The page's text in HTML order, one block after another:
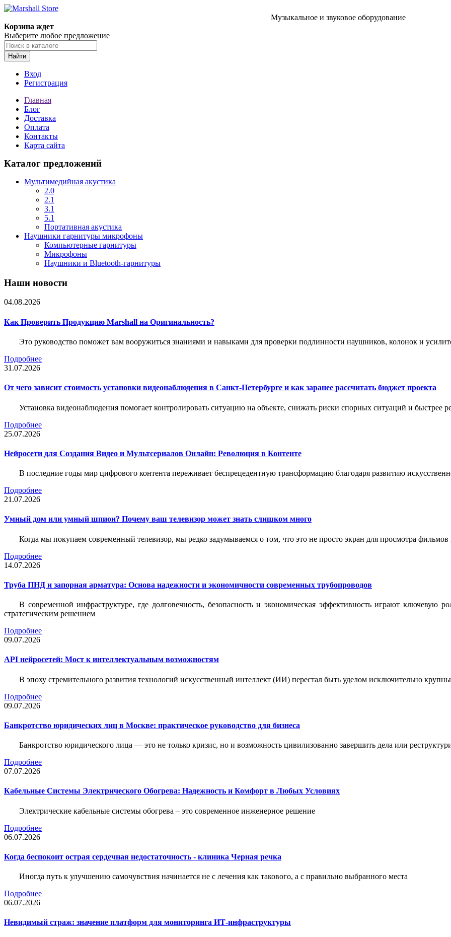
Музыкальное и звуковое оборудование
Корзина ждет
Выберите любое предложение
Найти
Вход
Регистрация
Главная
Блог
Доставка
Оплата
Контакты
Карта сайта
Каталог предложений
Мультимедийная акустика
2.0
2.1
3.1
5.1
Портативная акустика
Наушники гарнитуры микрофоны
Компьютерные гарнитуры
Микрофоны
Наушники и Bluetooth-гарнитуры
Наши новости
04.08.2026
Как Проверить Продукцию Marshall на Оригинальность?
Это руководство поможет вам вооружиться знаниями и навыками для проверки подлинности наушников, колонок и
Подробнее
31.07.2026
От чего зависит стоимость установки видеонаблюдения в Санкт-Петербурге и как заранее рассчитать бюджет проекта
Установка видеонаблюдения помогает контролировать ситуацию на объекте, снижать риски спорных ситуаций и быстрее
Подробнее
25.07.2026
Нейросети для Создания Видео и Мультсериалов Онлайн: Революция в Контенте
В последние годы мир цифрового контента переживает беспрецедентную трансформацию благодаря развитию
Подробнее
21.07.2026
Умный дом или умный шпион? Почему ваш телевизор может знать слишком много
Когда мы покупаем современный телевизор, мы редко задумываемся о том, что это не просто экран для просмотра фильмов
Подробнее
14.07.2026
Труба ПНД и запорная арматура: Основа надежности и экономичности современных трубопроводов
В современной инфраструктуре, где долговечность, безопасность и экономическая эффективность играют ключевую
стратегическим решением
Подробнее
09.07.2026
API нейросетей: Мост к интеллектуальным возможностям
В эпоху стремительного развития технологий искусственный интеллект (ИИ) перестал быть уделом исключительно
Подробнее
09.07.2026
Банкротство юридических лиц в Москве: практическое руководство для бизнеса
Банкротство юридического лица — это не только кризис, но и возможность цивилизованно завершить дела или
Подробнее
07.07.2026
Кабельные Системы Электрического Обогрева: Надежность и Комфорт в Любых Условиях
Электрические кабельные системы обогрева – это современное инженерное решение
Подробнее
06.07.2026
Когда беспокоит острая сердечная недостаточность - клиника Черная речка
Иногда путь к улучшению самочувствия начинается не с лечения как такового, а с правильно выбранного места
Подробнее
06.07.2026
Невидимый страж: значение платформ для мониторинга ИТ-инфраструктуры